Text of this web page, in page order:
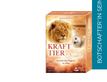
BOTSCHAFTER*IN SEIN